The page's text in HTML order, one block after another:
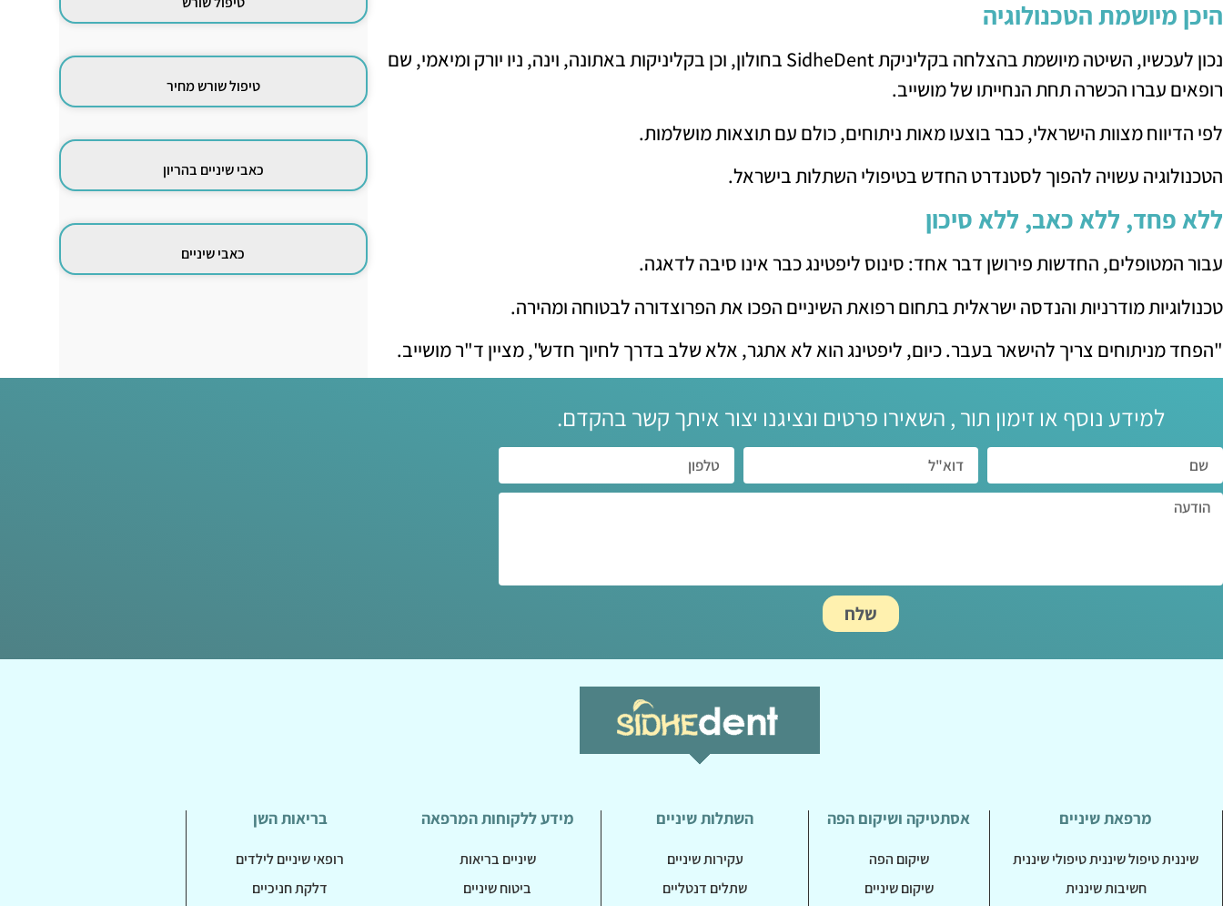
היכן מיושמת הטכנולוגיה
נכון לעכשיו, השיטה מיושמת בהצלחה בקליניקת SidheDent בחולון, וכן בקליניקות באתונה, וינה, ניו יורק ומיאמי, שם
רופאים עברו הכשרה תחת הנחייתו של מושייב.
לפי הדיווח מצוות הישראלי, כבר בוצעו מאות ניתוחים, כולם עם תוצאות מושלמות.
הטכנולוגיה עשויה להפוך לסטנדרט החדש בטיפולי השתלות בישראל.
ללא פחד, ללא כאב, ללא סיכון
עבור המטופלים, החדשות פירושן דבר אחד: סינוס ליפטינג כבר אינו סיבה לדאגה.
טכנולוגיות מודרניות והנדסה ישראלית בתחום רפואת השיניים הפכו את הפרוצדורה לבטוחה ומהירה.
"הפחד מניתוחים צריך להישאר בעבר. כיום, ליפטינג הוא לא אתגר, אלא שלב בדרך לחיוך חדש", מציין ד"ר מושייב.
טיפול שורש מחיר
כאבי שיניים בהריון
כאבי שיניים
למידע נוסף או זימון תור , השאירו פרטים ונציגנו יצור איתך קשר בהקדם.‏
שלח
מרפאת שיניים
שיננית טיפול שיננית טיפולי שיננית
חשיבות שיננית
אסתטיקה ושיקום הפה
שיקום הפה
שיקום שיניים
השתלות שיניים
עקירות שיניים
שתלים דנטליים
מידע ללקוחות המרפאה
שיניים בריאות
ביטוח שיניים
בריאות השן
רופאי שיניים לילדים
דלקת חניכיים